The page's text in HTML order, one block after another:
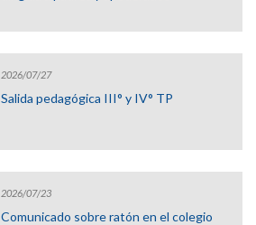
2026/07/27
Salida pedagógica III° y IV° TP
2026/07/23
Comunicado sobre ratón en el colegio